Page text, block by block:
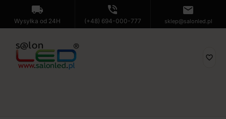
local_shipping
Wysyłka od 24H
phone_in_talk
(+48) 694-000-777
mail
sklep@salonled.pl
favorite_border